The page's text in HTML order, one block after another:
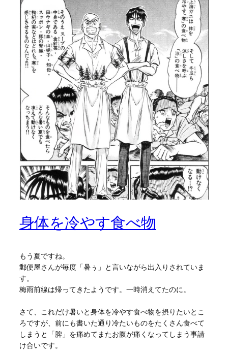
身体を冷やす食べ物
もう夏ですね。
郵便屋さんが毎度「暑ぅ」と言いながら出入りされていま
す。
梅雨前線は帰ってきたようです。一時消えてたのに。
さて、これだけ暑いと身体を冷やす食べ物を摂りたいとこ
ろですが、前にも書いた通り冷たいものをたくさん食べて
しまうと「脾」を痛めてまたお腹が痛くなってしまう事請
け合いです。